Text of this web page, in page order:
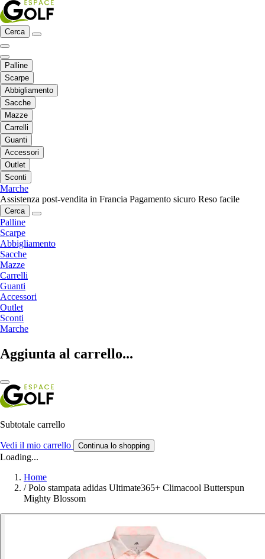
Cerca
Palline
Scarpe
Abbigliamento
Sacche
Mazze
Carrelli
Guanti
Accessori
Outlet
Sconti
Marche
Assistenza post-vendita in Francia Pagamento sicuro Reso facile
Cerca
Palline
Scarpe
Abbigliamento
Sacche
Mazze
Carrelli
Guanti
Accessori
Outlet
Sconti
Marche
Aggiunta al carrello...
Subtotale carrello
Vedi il mio carrello Continua lo shopping
Loading...
Home
/ Polo stampata adidas Ultimate365+ Climacool Butterspun
Mighty Blossom